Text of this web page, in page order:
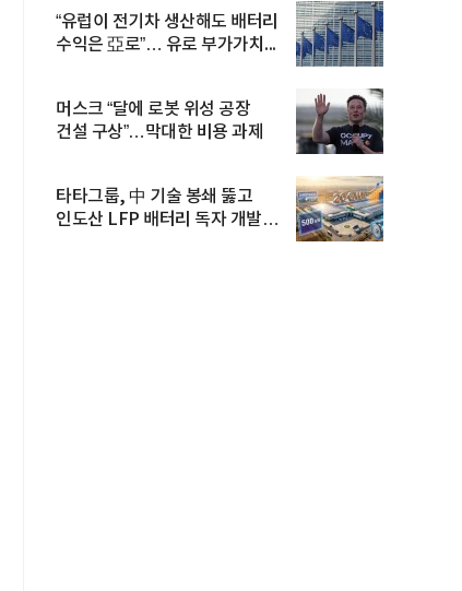
“유럽이 전기차 생산해도 배터리
수익은 亞로”… 유로 부가가치...
머스크 “달에 로봇 위성 공장
건설 구상”…막대한 비용 과제
타타그룹, 中 기술 봉쇄 뚫고
인도산 LFP 배터리 독자 개발…